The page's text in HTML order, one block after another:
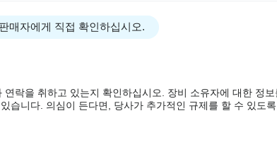
매자에게 직접 확인하십시오.
락을 취하고 있는지 확인하십시오. 장비 소유자에 대한 정
습니다. 의심이 든다면, 당사가 추가적인 규제를 할 수 있도